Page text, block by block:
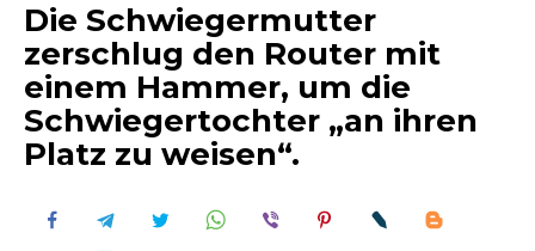
Die Schwiegermutter
zerschlug den Router mit
einem Hammer, um die
Schwiegertochter „an ihren
Platz zu weisen“.